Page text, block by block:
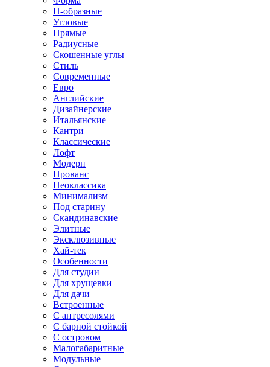
П-образные
Угловые
Прямые
Радиусные
Скошенные углы
Стиль
Современные
Евро
Английские
Дизайнерские
Итальянские
Кантри
Классические
Лофт
Модерн
Прованс
Неоклассика
Минимализм
Под старину
Скандинавские
Элитные
Эксклюзивные
Хай-тек
Особенности
Для студии
Для хрущевки
Для дачи
Встроенные
С антресолями
С барной стойкой
С островом
Малогабаритные
Модульные